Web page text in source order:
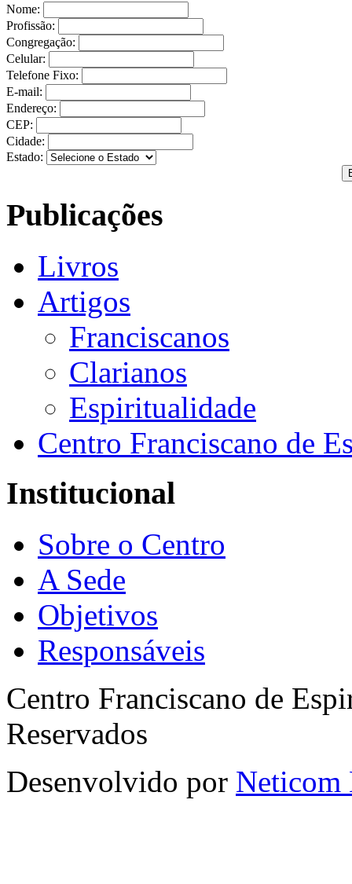
Nome:
Profissão:
Congregação:
Celular:
Telefone Fixo:
E-mail:
Endereço:
CEP:
Cidade:
Estado:
Publicações
Livros
Artigos
Franciscanos
Clarianos
Espiritualidade
Centro Franciscano de
Institucional
Sobre o Centro
A Sede
Objetivos
Responsáveis
Centro Franciscano de
Reservados
Desenvolvido por Neticom